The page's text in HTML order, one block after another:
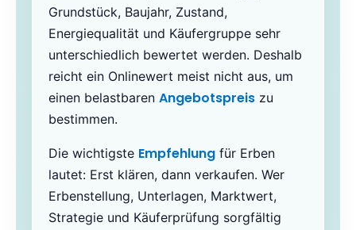
Grundstück, Baujahr, Zustand,
Energiequalität und Käufergruppe sehr
unterschiedlich bewertet werden. Deshalb
reicht ein Onlinewert meist nicht aus, um
einen belastbaren Angebotspreis zu
bestimmen.
Die wichtigste Empfehlung für Erben
lautet: Erst klären, dann verkaufen. Wer
Erbenstellung, Unterlagen, Marktwert,
Strategie und Käuferprüfung sorgfältig